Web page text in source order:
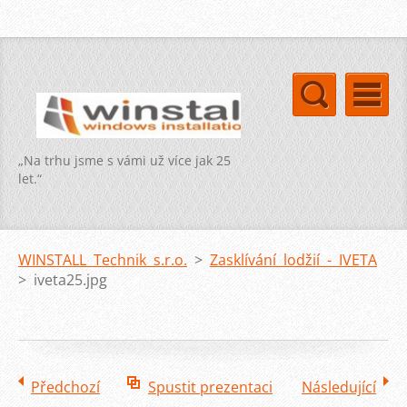
„Na trhu jsme s vámi už více jak 25
let.“
WINSTALL Technik s.r.o. > Zasklívání lodžií - IVETA
> iveta25.jpg
Předchozí Spustit prezentaci Následující